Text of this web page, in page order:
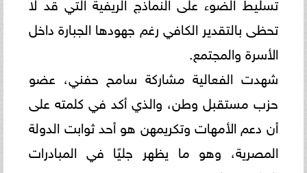
تحظى بالتقدير الكافي رغم جهودها الجبارة داخل
الأسرة والمجتمع.
شهدت الفعالية مشاركة سامح حفني، عضو
حزب مستقبل وطن، والذي أكد في كلمته على
أن دعم الأمهات وتكريمهن هو أحد ثوابت الدولة
المصرية، وهو ما يظهر جليًا في المبادرات